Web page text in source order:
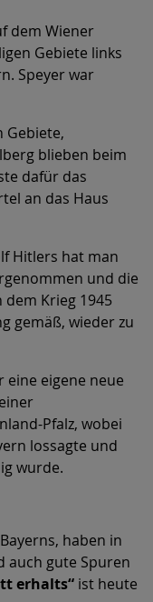
dem Wiener
Gebiete links
Speyer war
Gebiete,
blieben beim
dafür das
an das Haus
Hitlers hat man
und die
dem Krieg 1945
gemäß, wieder zu
eine eigene neue
Pfalz, wobei
lossagte und
wurde.
haben in
auch gute Spuren
erhalts“ ist heute